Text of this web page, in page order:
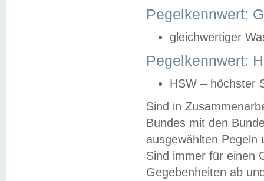
Pegelkennwert:
gleichwertiger
Pegelkennwert:
HSW – höchster
Sind in
Bundes mit den
ausgewählten
Sind immer für einen
Gegebenheiten ab